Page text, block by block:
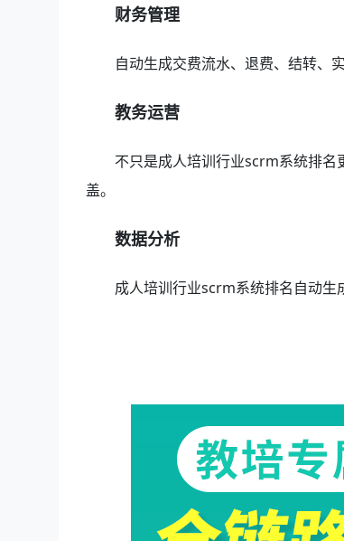
财务管理
自动生成交费流水、退费、结转、
教务运营
不只是成人培训行业scrm系统排名
盖。
数据分析
成人培训行业scrm系统排名自动生